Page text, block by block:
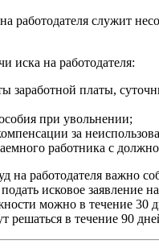
работодателя служит
иска на работодателя:
заработной платы,
при увольнении;
за
работника с
на работодателя важно
исковое заявление
можно в течение 30
решаться в течение 90